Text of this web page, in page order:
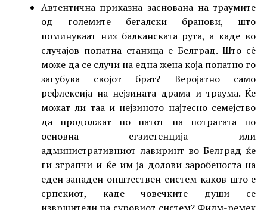
Автентична приказна заснована на траумите
од големите бегалски бранови, што
поминуваат низ балканската рута, а каде во
случајов попатна станица е Белград. Што сè
може да се случи на една жена која попатно го
загубува својот брат? Веројатно само
рефлексија на нејзината драма и траума. Ќе
можат ли таа и нејзиното најтесно семејство
да продолжат по патот на потрагата по
основна егзистенција или
административниот лавиринт во Белград ќе
ги зграпчи и ќе им ја долови заробеноста на
еден западен општествен систем каков што е
српскиот, каде човечките души се